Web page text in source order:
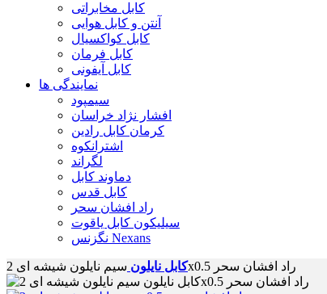
کابل مخابراتی
آنتن و کابل هوایی
کابل کواکسیال
کابل فرمان
کابل آیفونی
نمایندگی ها
سیمپود
افشار نژاد خراسان
کرمان کابل رادین
اشترانکوه
لگراند
دماوند کابل
کابل قدس
راد افشان سحر
سیلیکون کابل یاقوت
نگزنس Nexans
کابل نایلون سیم نایلون شیشه ای 2x0.5 راد افشان سحر